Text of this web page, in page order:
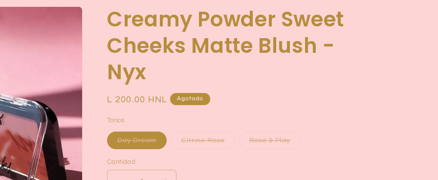
Creamy Powder Sweet
Cheeks Matte Blush -
Nyx
Precio
L 200.00 HNL Agotado
Tonos
Day DreamVariante
agotada
Citrine RoseVarianteRose & PlayVariante
Cantidad